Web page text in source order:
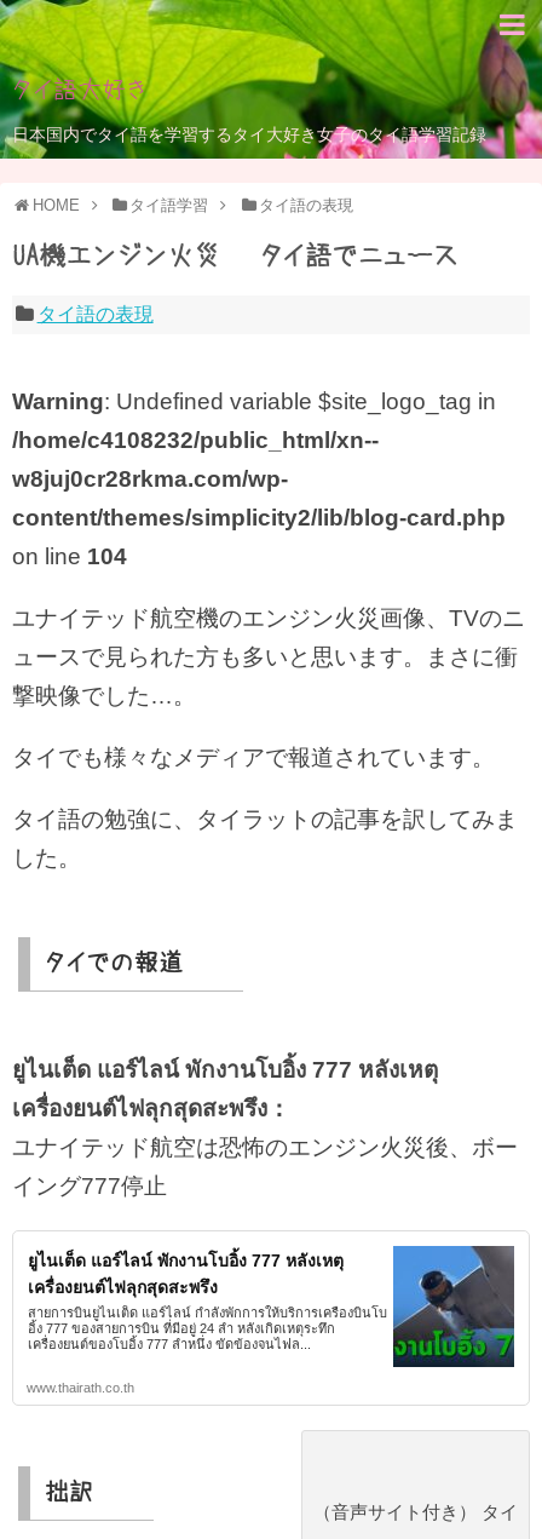
タイ語大好き
日本国内でタイ語を学習するタイ大好き女子のタイ語学習記録
HOME タイ語学習 タイ語の表現
UA機エンジン火災 – タイ語でニュース
タイ語の表現
Warning: Undefined variable $site_logo_tag in
/home/c4108232/public_html/xn--
w8juj0cr28rkma.com/wp-
content/themes/simplicity2/lib/blog-card.php
on line 104
ユナイテッド航空機のエンジン火災画像、TVのニ
ュースで見られた方も多いと思います。まさに衝
撃映像でした…。
タイでも様々なメディアで報道されています。
タイ語の勉強に、タイラットの記事を訳してみま
した。
タイでの報道
ยูไนเต็ด แอร์ไลน์ พักงานโบอิ้ง 777 หลังเหตุ
เครื่องยนต์ไฟลุกสุดสะพรึง：
ユナイテッド航空は恐怖のエンジン火災後、ボー
イング777停止
ยูไนเต็ด แอร์ไลน์ พักงานโบอิ้ง 777 หลังเหตุ
เครื่องยนต์ไฟลุกสุดสะพรึง
สายการบินยูไนเต็ด แอร์ไลน์ กำลังพักการให้บริการเครื่องบินโบ
อิ้ง 777 ของสายการบิน ที่มีอยู่ 24 ลำ หลังเกิดเหตุระทึก
เครื่องยนต์ของโบอิ้ง 777 ลำหนึ่ง ขัดข้องจนไฟล...
www.thairath.co.th
拙訳
（音声サイト付き） タイ